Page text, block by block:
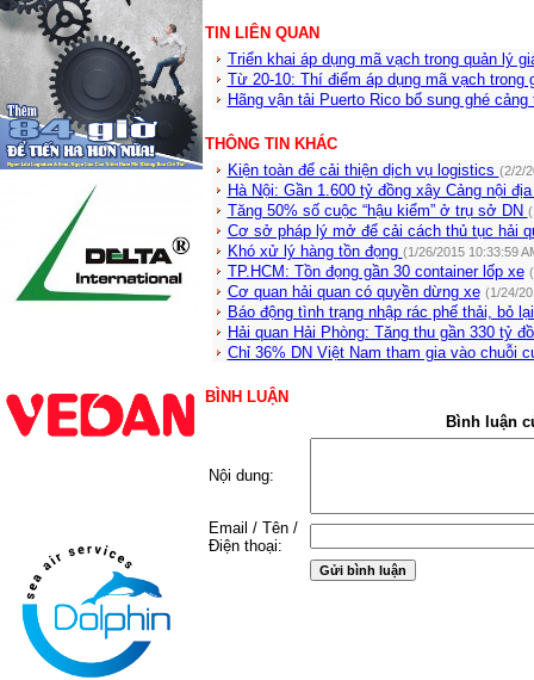
TIN LIÊN QUAN
Triển khai áp dụng mã vạch trong quản lý
Từ 20-10: Thí điểm áp dụng mã vạch trong
Hãng vận tải Puerto Rico bổ sung ghé
THÔNG TIN KHÁC
Kiện toàn để cải thiện dịch vụ logistics (2/2/
Hà Nội: Gần 1.600 tỷ đồng xây Cảng nội
Tăng 50% số cuộc “hậu kiểm” ở trụ sở DN
Cơ sở pháp lý mở để cải cách thủ tục hải
Khó xử lý hàng tồn đọng (1/26/2015 10:33:59
TP.HCM: Tồn đọng gần 30 container lốp xe
Cơ quan hải quan có quyền dừng xe (1/24/
Báo động tình trạng nhập rác phế thải, bỏ
Hải quan Hải Phòng: Tăng thu gần 330 tỷ
Chỉ 36% DN Việt Nam tham gia vào chuỗi
BÌNH LUẬN
Bình luận
Nội dung:
Email / Tên /
Điện thoại: